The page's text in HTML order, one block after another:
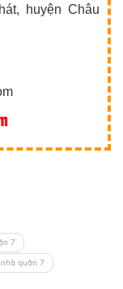
huyện Châu
7
quận 7